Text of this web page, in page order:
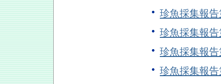
珍魚採集報
珍魚採集報
珍魚採集報
珍魚採集報